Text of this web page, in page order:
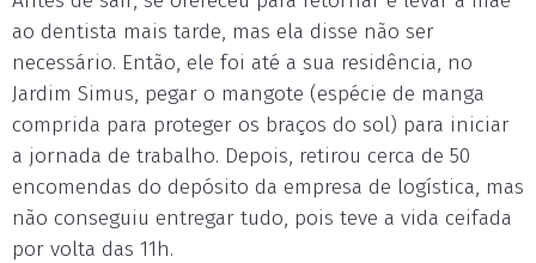
ao dentista mais tarde, mas ela disse não ser
necessário. Então, ele foi até a sua residência, no
Jardim Simus, pegar o mangote (espécie de manga
comprida para proteger os braços do sol) para iniciar
a jornada de trabalho. Depois, retirou cerca de 50
encomendas do depósito da empresa de logística, mas
não conseguiu entregar tudo, pois teve a vida ceifada
por volta das 11h.